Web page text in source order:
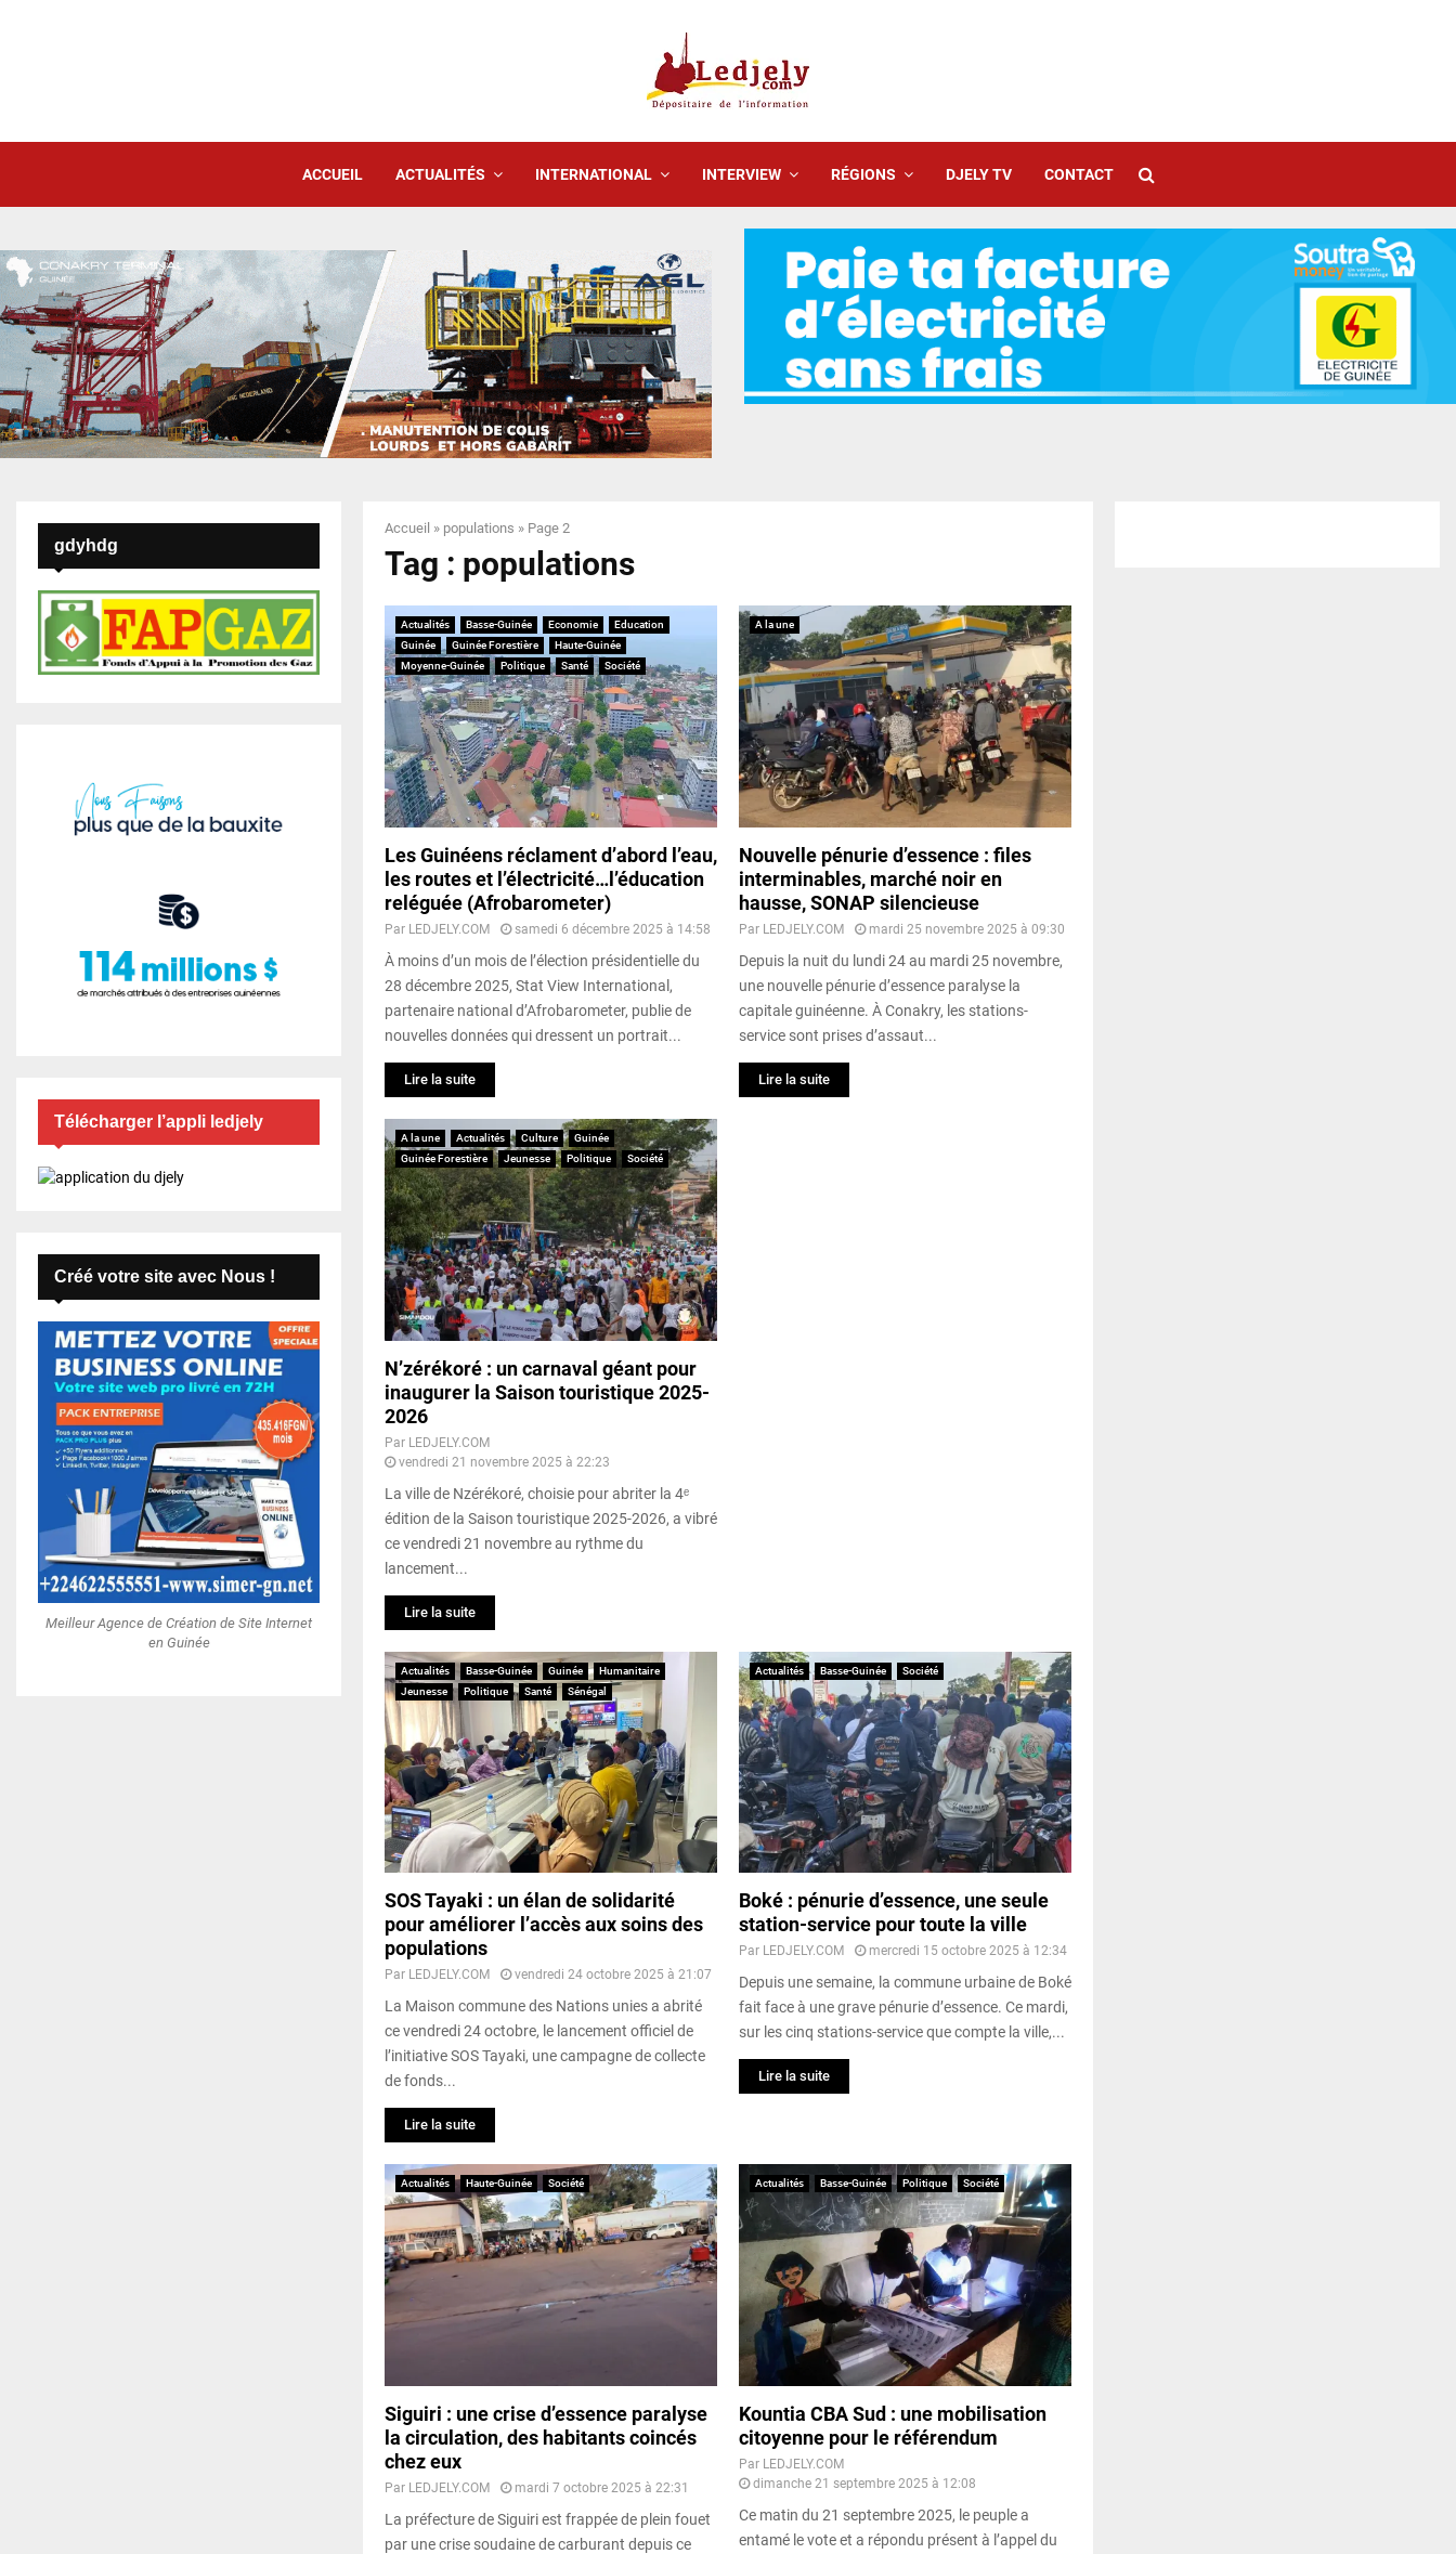
ACCUEIL ACTUALITÉS INTERNATIONAL INTERVIEW RÉGIONS DJELY TV CONTACT
Accueil » populations » Page 2
Tag : populations
Actualités Basse-Guinée Economie
Education
Guinée
Guinée Forestière
Haute-Guinée
Moyenne-Guinée
Politique Santé Société
Les Guinéens réclament d’abord l’eau,
les routes et l’électricité…l’éducation
reléguée (Afrobarometer)
Par LEDJELY.COM samedi 6 décembre 2025 à 14:58
À moins d’un mois de l’élection présidentielle du
28 décembre 2025, Stat View International,
partenaire national d’Afrobarometer, publie de
nouvelles données qui dressent un portrait...
Lire la suite
A la une
Nouvelle pénurie d’essence : files
interminables, marché noir en
hausse, SONAP silencieuse
Par LEDJELY.COM mardi 25 novembre 2025 à 09:30
Depuis la nuit du lundi 24 au mardi 25 novembre,
une nouvelle pénurie d’essence paralyse la
capitale guinéenne. À Conakry, les stations-
service sont prises d’assaut...
Lire la suite
A la une Actualités Culture
Guinée
Guinée Forestière
Jeunesse Politique Société
N’zérékoré : un carnaval géant pour
inaugurer la Saison touristique 2025-
2026
Par LEDJELY.COM
vendredi 21 novembre 2025 à 22:23
La ville de Nzérékoré, choisie pour abriter la 4ᵉ
édition de la Saison touristique 2025-2026, a vibré
ce vendredi 21 novembre au rythme du
lancement...
Lire la suite
Actualités Basse-Guinée Guinée
Humanitaire
Jeunesse
Politique Santé Sénégal
SOS Tayaki : un élan de solidarité
pour améliorer l’accès aux soins des
populations
Par LEDJELY.COM vendredi 24 octobre 2025 à 21:07
La Maison commune des Nations unies a abrité
ce vendredi 24 octobre, le lancement officiel de
l’initiative SOS Tayaki, une campagne de collecte
de fonds...
Lire la suite
Actualités Basse-Guinée Société
Boké : pénurie d’essence, une seule
station-service pour toute la ville
Par LEDJELY.COM mercredi 15 octobre 2025 à 12:34
Depuis une semaine, la commune urbaine de Boké
fait face à une grave pénurie d’essence. Ce mardi,
sur les cinq stations-service que compte la ville,...
Lire la suite
Actualités Haute-Guinée Société
Siguiri : une crise d’essence paralyse
la circulation, des habitants coincés
chez eux
Par LEDJELY.COM mardi 7 octobre 2025 à 22:31
La préfecture de Siguiri est frappée de plein fouet
par une crise soudaine de carburant depuis ce
Actualités Basse-Guinée Politique Société
Kountia CBA Sud : une mobilisation
citoyenne pour le référendum
Par LEDJELY.COM
dimanche 21 septembre 2025 à 12:08
Ce matin du 21 septembre 2025, le peuple a
entamé le vote et a répondu présent à l’appel du
gdyhdg
Télécharger l’appli ledjely
Créé votre site avec Nous !
Meilleur Agence de Création de Site Internet
en Guinée